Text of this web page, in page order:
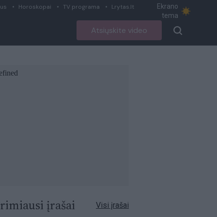
Horoskopai TV programa Lrytas.lt
Ekrano
tema
Atsiųskite video
įrašai Visi įrašai